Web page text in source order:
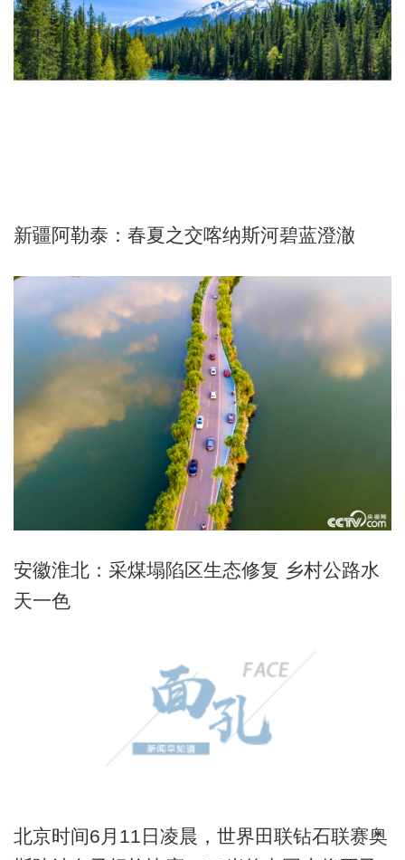
新疆阿勒泰：春夏之交喀纳斯河碧蓝澄澈
安徽淮北：采煤塌陷区生态修复 乡村公路水
天一色
北京时间6月11日凌晨，世界田联钻石联赛奥